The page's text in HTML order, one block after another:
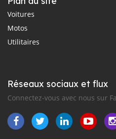
Voitures
Motos
Utilitaires
Réseaux sociaux et flux
Connectez-vous avec nous sur